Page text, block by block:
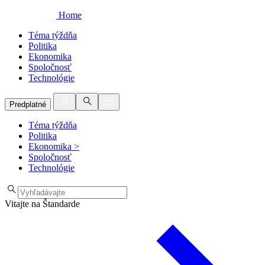
Home
Téma týždňa
Politika
Ekonomika
Spoločnosť
Technológie
Predplatné
Téma týždňa
Politika
Ekonomika >
Spoločnosť
Technológie
Vitajte na Štandarde